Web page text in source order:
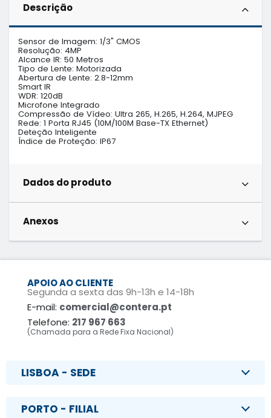
Descrição
Sensor de Imagem: 1/3" CMOS
Resolução: 4MP
Alcance IR: 50 Metros
Tipo de Lente: Motorizada
Abertura de Lente: 2.8-12mm
Smart IR
WDR: 120dB
Microfone Integrado
Compressão de Vídeo: Ultra 265, H.265, H.264, MJPEG
Rede: 1 Porta RJ45 (10M/100M Base-TX Ethernet)
Deteção Inteligente
Índice de Proteção: IP67
Dados do produto
Anexos
APOIO AO CLIENTE
Segunda a sexta das 9h-13h e 14-18h
E-mail: comercial@contera.pt
Telefone: 217 967 663
(Chamada para a Rede Fixa Nacional)
LISBOA - SEDE
PORTO - FILIAL